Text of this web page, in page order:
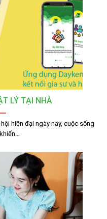
LÝ TẠI NHÀ
hiện đại ngày nay, cuộc sống